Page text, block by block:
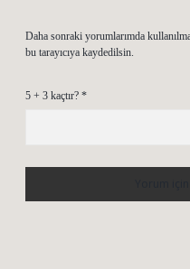
Daha sonraki yorumlarımda
bu tarayıcıya kaydedilsin.
5 + 3 kaçtır? *